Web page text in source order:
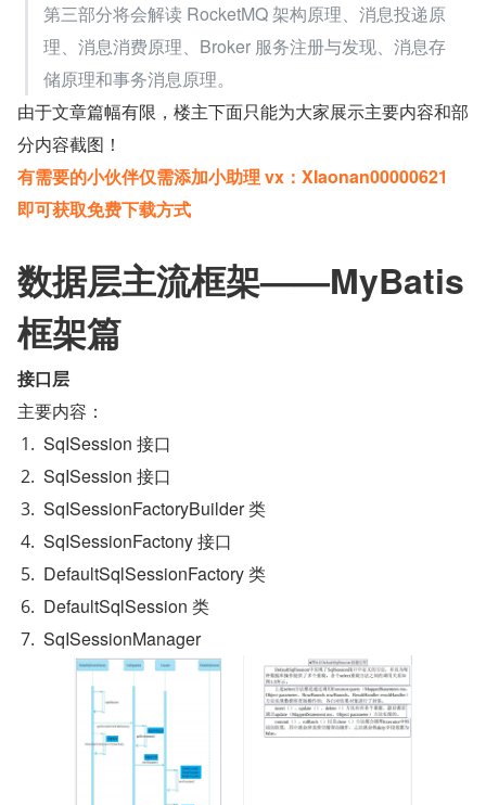
第三部分将会解读 RocketMQ 架构原理、消息投递原
理、消息消费原理、Broker 服务注册与发现、消息存
储原理和事务消息原理。
由于文章篇幅有限，楼主下面只能为大家展示主要内容和部
分内容截图！
有需要的小伙伴仅需添加小助理 vx：XIaonan00000621
即可获取免费下载方式
数据层主流框架——MyBatis
框架篇
接口层
主要内容：
SqISession 接口
SqISession 接口
SqISessionFactoryBuilder 类
SqISessionFactony 接口
DefaultSqlSessionFactory 类
DefaultSqlSession 类
SqISessionManager